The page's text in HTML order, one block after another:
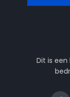
Dit is